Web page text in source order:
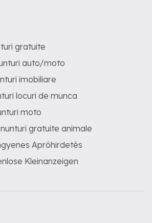
gratuite
auto/moto
imobiliare
locuri de munca
moto
gratuite animale
Apróhirdetés
Kleinanzeigen